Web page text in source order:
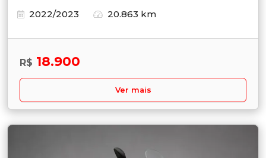
2022/2023
20.863 km
R$ 18.900
Ver mais